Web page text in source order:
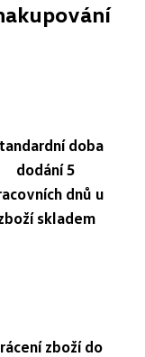
doba
dodání 5
dnů u
skladem
zboží do